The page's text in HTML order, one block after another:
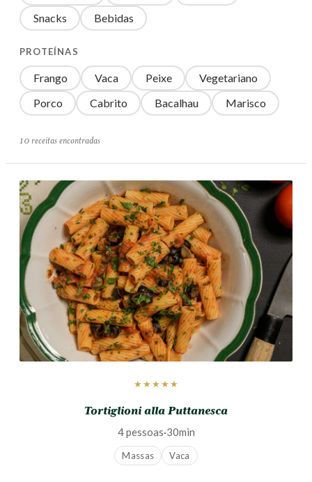
Snacks
Bebidas
PROTEÍNAS
Frango Vaca Peixe
Vegetariano
Porco
Cabrito Bacalhau Marisco
10 receitas encontradas
★★★★★
Tortiglioni alla Puttanesca
4 pessoas·30min
Massas Vaca